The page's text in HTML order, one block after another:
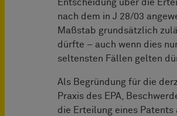
Entscheidung über die
nach dem in J 28/03
Maßstab grundsätzlich
dürfte – auch wenn dies
seltensten Fällen gelten
Als Begründung für die
Praxis des EPA,
die Erteilung eines Patents